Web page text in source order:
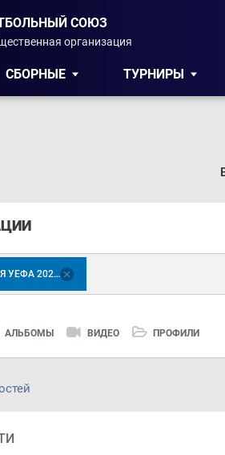
СОЮЗ
организация
СБОРНЫЕ ТУРНИРЫ
ТУРНИР РАЗВИТИЯ УЕФА 2023. ЮНОШИ 2007 Г.Р.
АЛЬБОМЫ ВИДЕО ПРОФИЛИ